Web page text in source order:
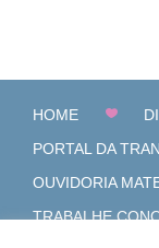
HOME
PORTAL DA
OUVIDORIA
TRABALHE